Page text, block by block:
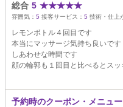
総合 5 ★★★★★
雰囲気： 5 接客サービス： 5 技術・仕上
レモンボトル４回目です
本当にマッサージ気持ち良いです
しあわせな時間です
顔の輪郭も１回目と比べるとス
予約時のクーポン・メニュー